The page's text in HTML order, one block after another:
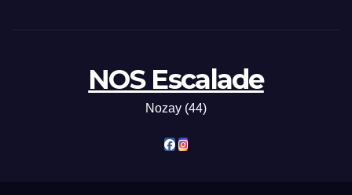
NOS Escalade
Nozay (44)